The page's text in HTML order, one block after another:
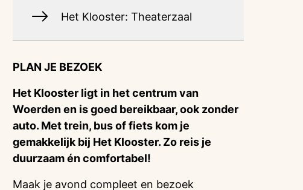
Het Klooster: Theaterzaal
PLAN JE BEZOEK
Het Klooster ligt in het centrum van
Woerden en is goed bereikbaar, ook zonder
auto. Met trein, bus of fiets kom je
gemakkelijk bij Het Klooster. Zo reis je
duurzaam én comfortabel!
Maak je avond compleet en bezoek